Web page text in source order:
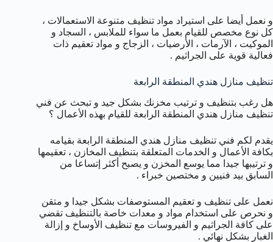
و نعمل أيضا على استيراد مواد تنظيف متنوعة الاستعمالات ،
كل نوع مخصص للقيام بعمل ما سواء للملابس ، السجاد و
الموكيت ، الآرمات ، الأرضيات ، الزجاج و مواد تعقيم ذات
فعالية قوية على الجراثيم .
تنظيف منازل هندي المنطقة الرابعة
هل رغب بتنظيف و ترتيب مخزنك بشكل جيد و تبحث عن فني
تنظيف منازل هندي المنطقة الرابعة للقيام بهذه الأعمال ؟
يقدم لكم فني تنظيف منازل هندي المنطقة الرابعة بقيامه
بكافة الأعمال و الخدمات المتعلقة بتنظيف المخازن ، تعقيمها
و ترتيبها جيدا مما يوسع المخزن و يصبح أكثر إتساعا من
السابق بيد فنيين و مختصين خبراء .
نعمل على تنظيف و تعقيم المستوصفات بشكل جيدا و متقن
و نحرص على استخدام مواد و معدات خاصة بالتنظيف تقضي
على كافة الجراثيم و الفيروسات مع تنظيف الأوساخ و إزالة
الغبار بشكل نهائي .